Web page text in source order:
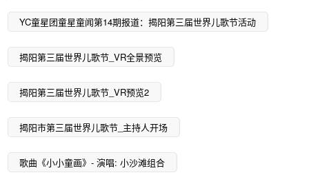
YC童星团童星童闻第14期报道：揭阳第三届世界儿歌节活动
揭阳第三届世界儿歌节_VR全景预览
揭阳第三届世界儿歌节_VR预览2
揭阳市第三届世界儿歌节_主持人开场
歌曲《小小童画》- 演唱: 小沙滩组合